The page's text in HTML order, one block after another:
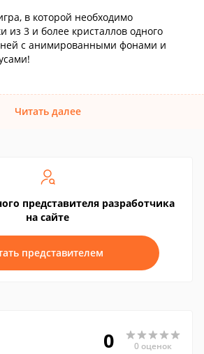
в которой необходимо
из 3 и более кристаллов одного
с анимированными фонами и
Читать далее
представителя разработчика
на сайте
представителем
0 0 оценок